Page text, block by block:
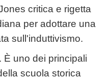
critica e rigetta
per adottare una
sull'induttivismo.
. È uno dei principali
scuola storica